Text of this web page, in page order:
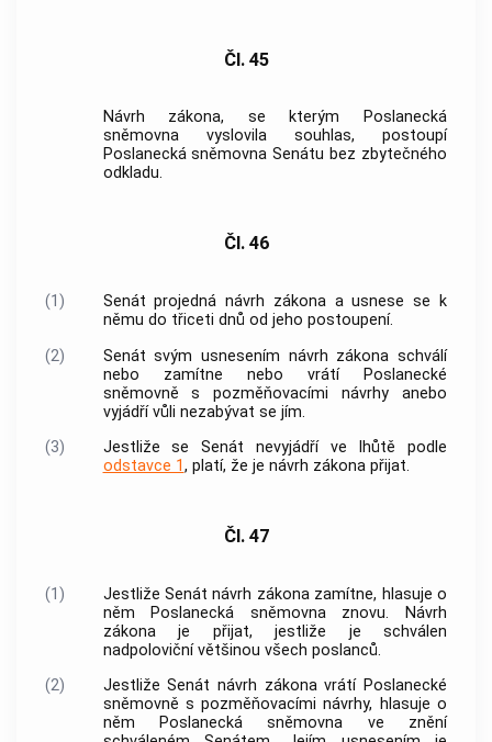
Čl. 45
Návrh zákona, se kterým Poslanecká
sněmovna vyslovila souhlas, postoupí
Poslanecká sněmovna Senátu bez zbytečného
odkladu.
Čl. 46
(1)
Senát projedná návrh zákona a usnese se k
němu do třiceti dnů od jeho postoupení.
(2)
Senát svým usnesením návrh zákona schválí
nebo zamítne nebo vrátí Poslanecké
sněmovně s pozměňovacími návrhy anebo
vyjádří vůli nezabývat se jím.
(3)
Jestliže se Senát nevyjádří ve lhůtě podle
odstavce 1, platí, že je návrh zákona přijat.
Čl. 47
(1)
Jestliže Senát návrh zákona zamítne, hlasuje o
něm Poslanecká sněmovna znovu. Návrh
zákona je přijat, jestliže je schválen
nadpoloviční většinou všech poslanců.
(2)
Jestliže Senát návrh zákona vrátí Poslanecké
sněmovně s pozměňovacími návrhy, hlasuje o
něm Poslanecká sněmovna ve znění